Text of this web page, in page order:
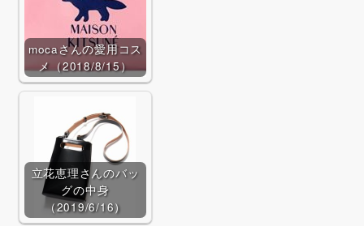
mocaさんの愛用コス
メ（2018/8/15）
立花恵理さんのバッ
グの中身
（2019/6/16）